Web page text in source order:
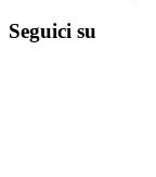
Seguici su